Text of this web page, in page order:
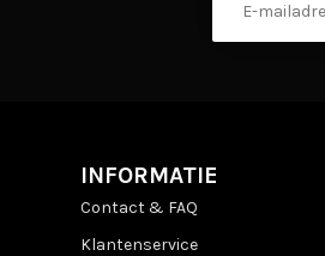
INFORMATIE
Contact & FAQ
Klantenservice